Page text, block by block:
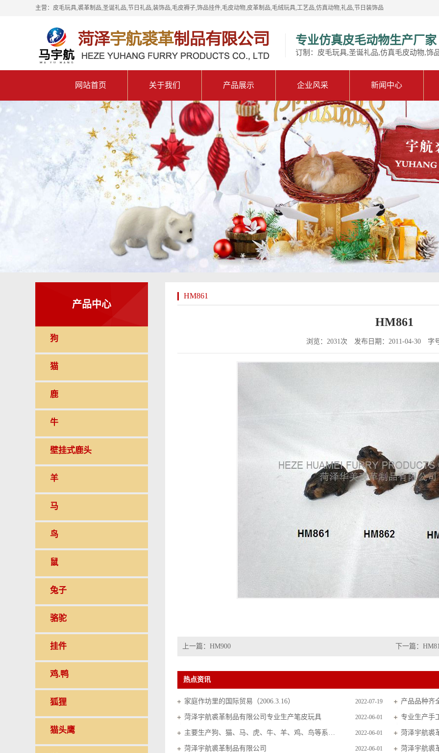
主营：皮毛玩具,裘革制品,圣诞礼品,节日礼品,装饰品,毛皮褥子,饰品挂件,毛皮动物,皮革制品,毛绒玩具,工艺品,仿真动物,礼品,节日装饰品
专业仿真皮毛动物生产厂家
订制：皮毛玩具,圣诞礼品,仿真毛皮动物,饰
网站首页 关于我们 产品展示 企业风采 新闻中心
产品中心
狗
猫
鹿
牛
壁挂式鹿头
羊
马
鸟
鼠
兔子
骆驼
挂件
鸡.鸭
狐狸
猫头鹰
HM861
HM861
浏览：2031次 发布日期：2011-04-30 字
上一篇： HM900 下一篇：
热点资讯
2022-07-19
家庭作坊里的国际贸易（2006.3.16） 产品品种齐
2022-06-01
菏泽宇航裘革制品有限公司专业生产笔皮玩具 专业生产手
2022-06-01
主要生产狗、猫、马、虎、牛、羊、鸡、鸟等系列毛皮玩具 菏泽宇航裘
2022-06-01
菏泽宇航裘革制品有限公司 菏泽宇航裘